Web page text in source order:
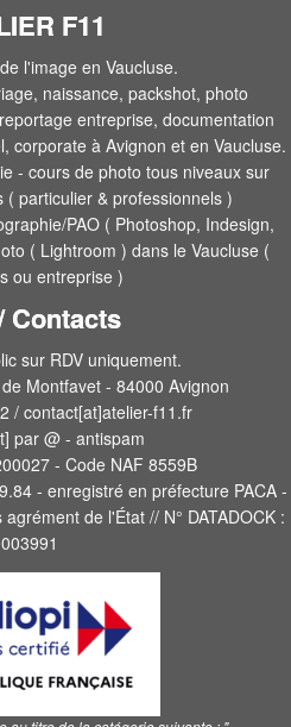
F11
l'image en Vaucluse.
naissance, packshot, photo
entreprise, documentation
corporate à Avignon et en Vaucluse.
- cours de photo tous niveaux sur
particulier & professionnels )
PAO ( Photoshop, Indesign,
( Lightroom ) dans le Vaucluse (
ou entreprise )
Contacts
sur RDV uniquement.
Montfavet - 84000 Avignon
/ contact[at]atelier-f11.fr
par @ - antispam
- Code NAF 8559B
- enregistré en préfecture PACA -
de l'État // N° DATADOCK :